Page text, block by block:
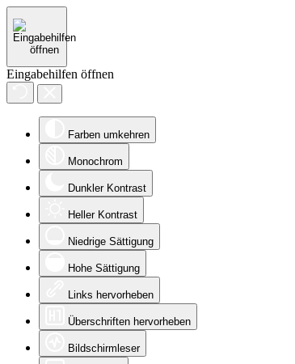
Eingabehilfen öffnen
Farben umkehren
Monochrom
Dunkler Kontrast
Heller Kontrast
Niedrige Sättigung
Hohe Sättigung
Links hervorheben
Überschriften hervorheben
Bildschirmleser